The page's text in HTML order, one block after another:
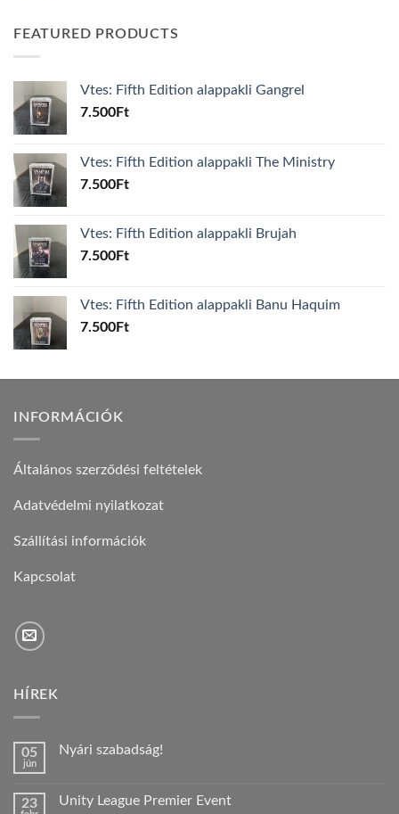
FEATURED PRODUCTS
Vtes: Fifth Edition alappakli Gangrel
7.500Ft
Vtes: Fifth Edition alappakli The Ministry
7.500Ft
Vtes: Fifth Edition alappakli Brujah
7.500Ft
Vtes: Fifth Edition alappakli Banu Haquim
7.500Ft
INFORMÁCIÓK
Általános szerződési feltételek
Adatvédelmi nyilatkozat
Szállítási információk
Kapcsolat
HÍREK
05
jún
Nyári szabadság!
Nyári
23 Unity League Premier Event